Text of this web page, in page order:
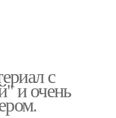
с
и очень